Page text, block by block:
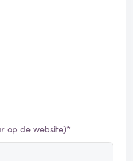
op de website)*